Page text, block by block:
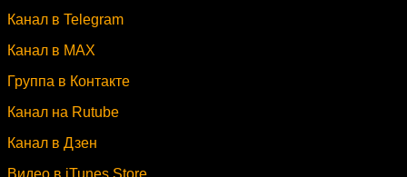
Канал в Telegram
Канал в MAX
Группа в Контакте
Канал на Rutube
Канал в Дзен